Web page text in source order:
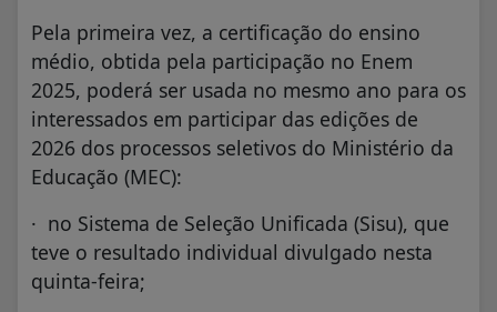
Pela primeira vez, a certificação do ensino
médio, obtida pela participação no Enem
2025, poderá ser usada no mesmo ano para os
interessados em participar das edições de
2026 dos processos seletivos do Ministério da
Educação (MEC):
· no Sistema de Seleção Unificada (Sisu), que
teve o resultado individual divulgado nesta
quinta-feira;